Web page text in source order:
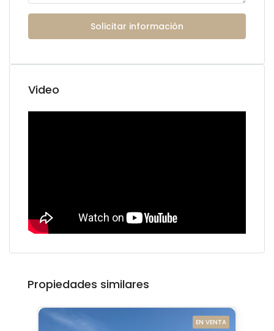
Solicitar información
Video
Propiedades similares
EN VENTA